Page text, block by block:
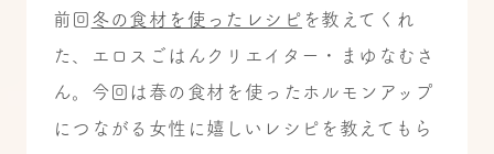
前回 冬の食材を使ったレシピ を教えてくれ
た、エロスごはんクリエイター・まゆなむさ
ん。今回は春の食材を使ったホルモンアップ
につながる女性に嬉しいレシピを教えてもら